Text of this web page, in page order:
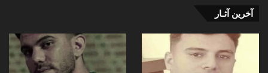
آخرین آثـار